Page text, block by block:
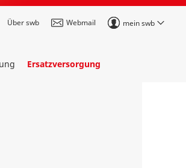
Über swb Webmail mein swb
Ersatzversorgung